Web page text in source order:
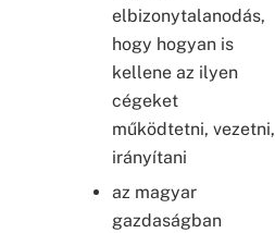
elbizonytalanodás,
hogy hogyan is
kellene az ilyen
cégeket
működtetni, vezetni,
irányítani
az magyar
gazdaságban